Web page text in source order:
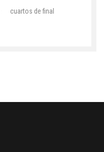
cuartos de final